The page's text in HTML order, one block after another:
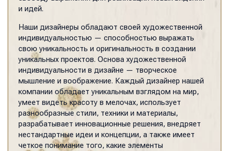
и идей.
Наши дизайнеры обладают своей художественной
индивидуальностью — способностью выражать
свою уникальность и оригинальность в создании
уникальных проектов. Основа художественной
индивидуальности в дизайне — творческое
мышление и воображение. Каждый дизайнер нашей
компании обладает уникальным взглядом на мир,
умеет видеть красоту в мелочах, использует
разнообразные стили, техники и материалы,
разрабатывает инновационные решения, внедряет
нестандартные идеи и концепции, а также имеет
четкое понимание того, какие элементы